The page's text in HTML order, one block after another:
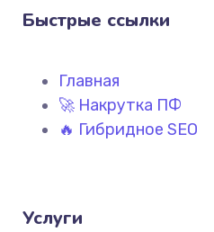
Быстрые ссылки
Главная
🚀 Накрутка ПФ
🔥 Гибридное SEO
Услуги